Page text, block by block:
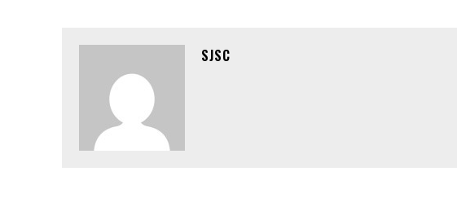
SJSC